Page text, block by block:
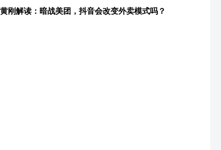
黄刚解读：暗战美团，抖音会改变外卖模式吗？